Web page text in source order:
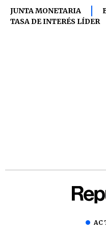
JUNTA MONETARIA
TASA DE INTERÉS LÍDER